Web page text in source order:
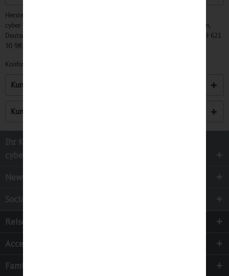
Hersteller:
cyber-Wear Heidelberg GmbH, Elsa-Brändström-Str. 4, 68229 Mannheim,
Deutschland, Info@mycybergroup.com, https://mycybergroup.com, +49 621
30 983 0
Konformitätserklärungen zu unseren Produkten finden Sie
Kunden kauften auch
Kunden haben sich ebenfalls angesehen
Ihr Kontakt zur
cyber-Wear Heidelberg GmbH
Newsletter
Socialmedia
Reisen
Accessoires
Familie & Kinder